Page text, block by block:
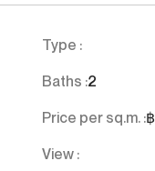
Type :
Baths :2
Price per sq.m. :฿
View :